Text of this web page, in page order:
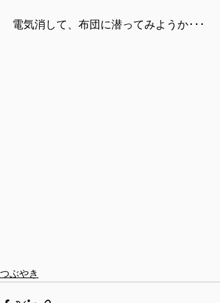
電気消して、布団に潜ってみようか･･･
つぶやき